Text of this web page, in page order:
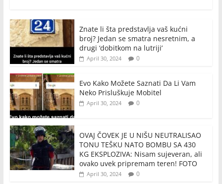
Znate li šta predstavlja vaš kućni
broj? Jedan se smatra nesretnim, a
drugi ‘dobitkom na lutriji’
April 30, 2024 0
Evo Kako Možete Saznati Da Li Vam
Neko Prisluškuje Mobitel
April 30, 2024 0
OVAJ ČOVEK JE U NIŠU NEUTRALISAO
TONU TEŠKU NATO BOMBU SA 430
KG EKSPLOZIVA: Nisam sujeveran, ali
ovako uvek pripremam teren! FOTO
April 30, 2024 0